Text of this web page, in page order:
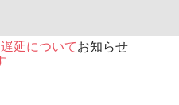
延についてお知らせ